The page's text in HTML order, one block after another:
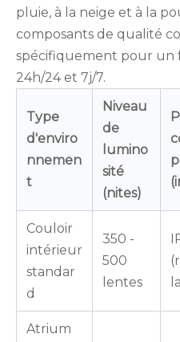
pluie, à la neige et à la
composants de qualité
spécifiquement pour
24h/24 et 7j/7.
Type
d'enviro
nnemen
t
Niveau
de
lumino
sité
(nites)
Couloir
intérieur
standar
d
350 -
500
lentes
Atrium